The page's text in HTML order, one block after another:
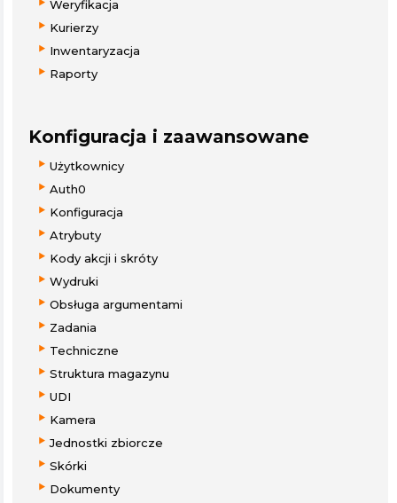
Weryfikacja
Kurierzy
Inwentaryzacja
Raporty
Konfiguracja i zaawansowane
Użytkownicy
Auth0
Konfiguracja
Atrybuty
Kody akcji i skróty
Wydruki
Obsługa argumentami
Zadania
Techniczne
Struktura magazynu
UDI
Kamera
Jednostki zbiorcze
Skórki
Dokumenty